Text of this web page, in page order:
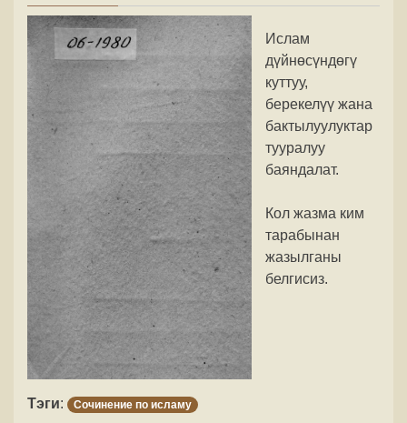
Ислам
дүйнөсүндөгү
куттуу,
берекелүү жана
бактылуулуктар
тууралуу
баяндалат.
Кол жазма ким
тарабынан
жазылганы
белгисиз.
Тэги: Сочинение по исламу